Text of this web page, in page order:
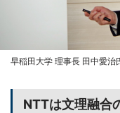
早稲田大学 理事長 田中愛治
NTTは文理融合